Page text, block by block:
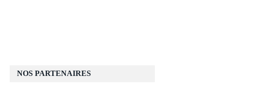
NOS PARTENAIRES